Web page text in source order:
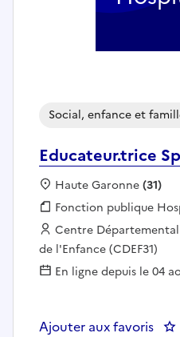
Educateur.trice
Social, enfance et
Localisation :
Haute Garonne(31)
Fonction publique :
Fonction publique
Employeur :
Centre
de l'Enfance (CDEF31)
En ligne depuis le 04
Ajouter aux favoris :